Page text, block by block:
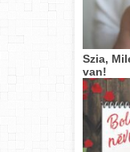
Szia,
van!